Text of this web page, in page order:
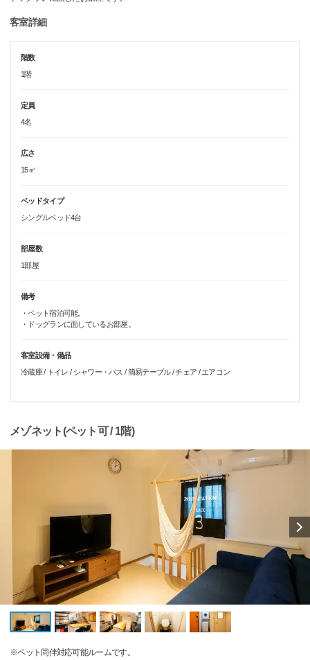
客室詳細
階数
1階
定員
4名
広さ
15㎡
ベッドタイプ
シングルベッド4台
部屋数
1部屋
備考
・ペット宿泊可能。
・ドッグランに面しているお部屋。
客室設備・備品
冷蔵庫 / トイレ / シャワー・バス / 簡易テーブル / チェア / エアコン
メゾネット(ペット可 / 1階)
※ペット同伴対応可能ルームです。